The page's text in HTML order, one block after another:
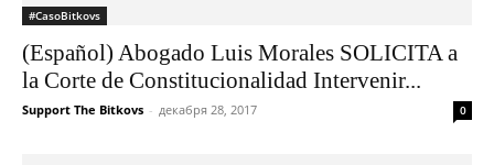
#CasoBitkovs
(Español) Abogado Luis Morales SOLICITA a
la Corte de Constitucionalidad Intervenir...
Support The Bitkovs - декабря 28, 2017 0